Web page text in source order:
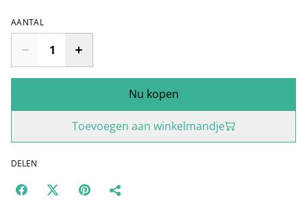
AANTAL
Nu kopen
Toevoegen aan winkelmandje
DELEN